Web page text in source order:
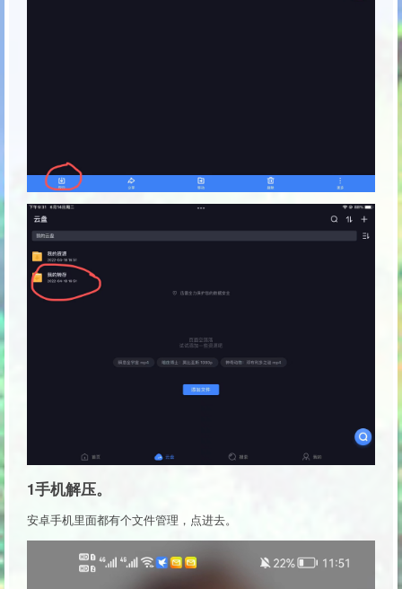
1手机解压。
安卓手机里面都有个文件管理，点进去。